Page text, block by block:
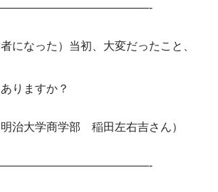
になった）当初、大変だったこと、
りますか？
学部 稲田左右吉さん）